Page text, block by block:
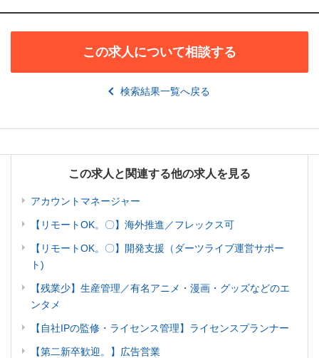
この求人について相談する
検索結果一覧へ戻る
この求人と関連する他の求人を見る
アカウントマネージャー
【リモートOK。〇】海外推進／フレックス可
【リモートOK。〇】開発支援（ダーツライブ運営サポー
ト)
【残業少】生産管理／有名アニメ・漫画・グッズなどのエ
ンタメ
【自社IPの監修・ライセンス管理】ライセンスプランナー
【第二新卒歓迎。】広告営業